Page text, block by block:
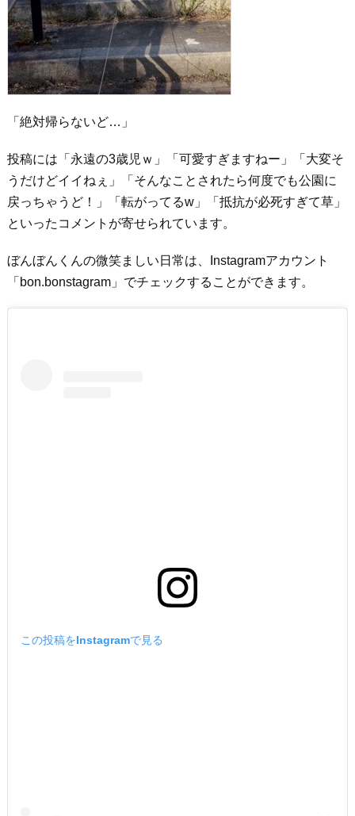
「絶対帰らないど…」
投稿には「永遠の3歳児ｗ」「可愛すぎますねー」「大変そ
うだけどイイねぇ」「そんなことされたら何度でも公園に
戻っちゃうど！」「転がってるw」「抵抗が必死すぎて草」
といったコメントが寄せられています。
ぼんぼんくんの微笑ましい日常は、Instagramアカウント
「bon.bonstagram」でチェックすることができます。
この投稿をInstagramで見る